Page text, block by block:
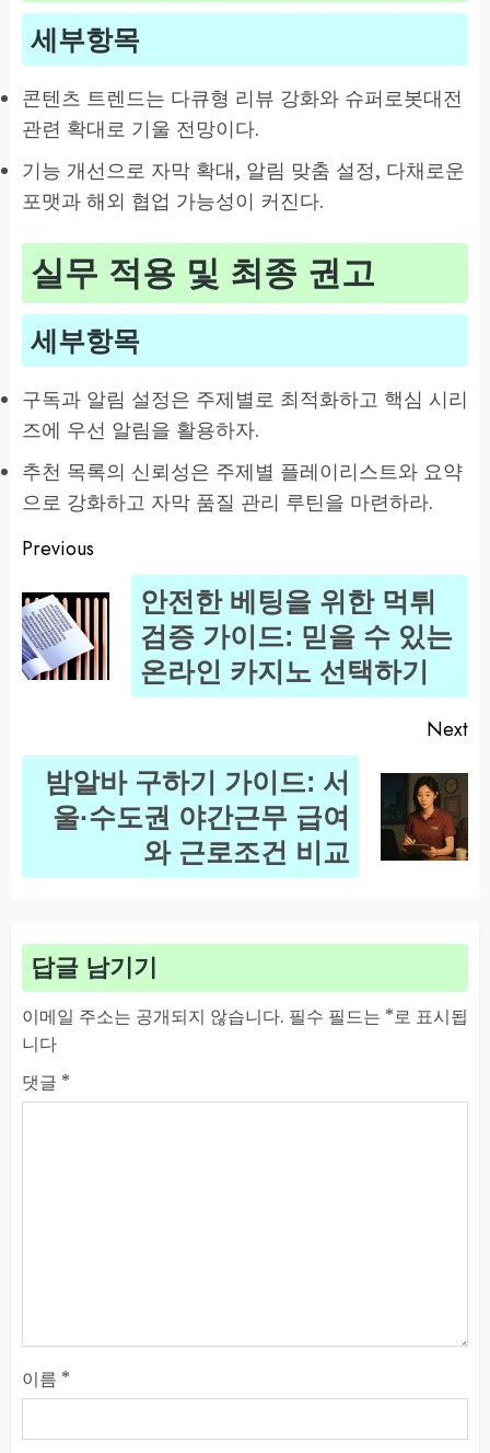
세부항목
콘텐츠 트렌드는 다큐형 리뷰 강화와 슈퍼로봇대전
관련 확대로 기울 전망이다.
기능 개선으로 자막 확대, 알림 맞춤 설정, 다채로운
포맷과 해외 협업 가능성이 커진다.
실무 적용 및 최종 권고
세부항목
구독과 알림 설정은 주제별로 최적화하고 핵심 시리
즈에 우선 알림을 활용하자.
추천 목록의 신뢰성은 주제별 플레이리스트와 요약
으로 강화하고 자막 품질 관리 루틴을 마련하라.
Post
navigation
Previous
안전한 베팅을 위한 먹튀
검증 가이드: 믿을 수 있는
온라인 카지노 선택하기
Next
Next
밤알바 구하기 가이드: 서
울·수도권 야간근무 급여
와 근로조건 비교
답글 남기기
이메일 주소는 공개되지 않습니다. 필수 필드는 *로 표시됩
니다
댓글 *
이름 *